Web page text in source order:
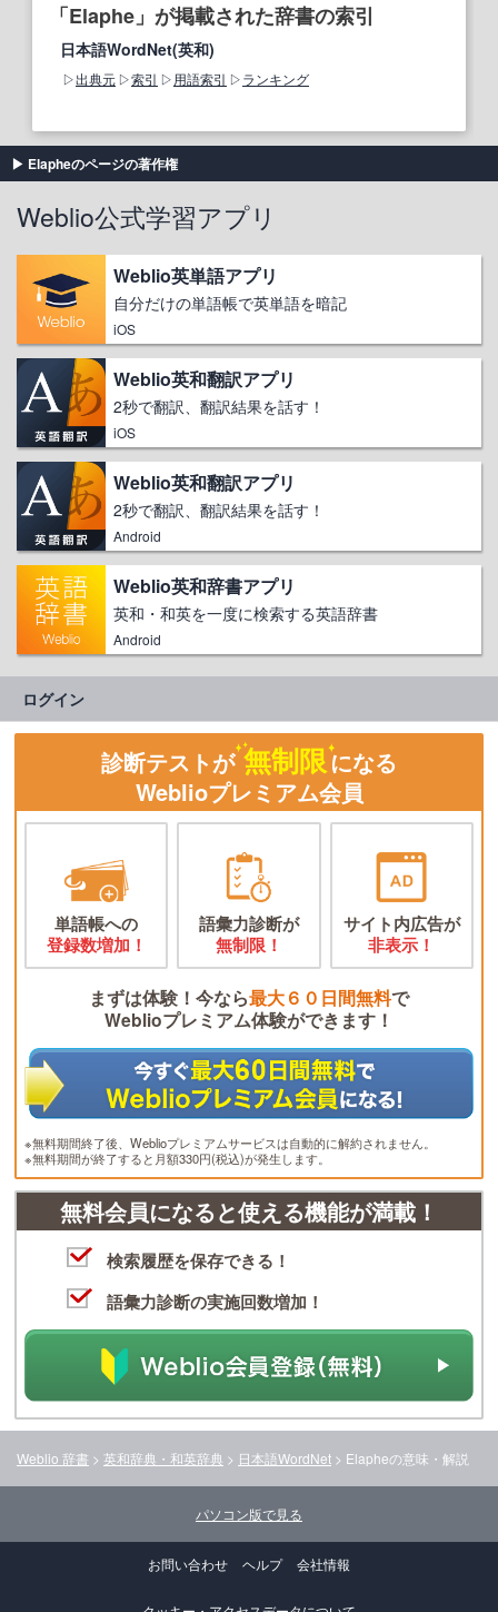
「Elaphe」が掲載された辞書の索引
日本語WordNet(英和)
出典元 索引 用語索引 ランキング
Elapheのページの著作権
Weblio公式学習アプリ
Weblio英単語アプリ
自分だけの単語帳で英単語を暗記
iOS
Weblio英和翻訳アプリ
2秒で翻訳、翻訳結果を話す！
iOS
Weblio英和翻訳アプリ
2秒で翻訳、翻訳結果を話す！
Android
Weblio英和辞書アプリ
英和・和英を一度に検索する英語辞書
Android
ログイン
診断テストが 無制限になる
Weblioプレミアム会員
単語帳への
登録数増加！
語彙力診断が
無制限！
サイト内広告が
非表示！
まずは体験！今なら最大６０日間無料で
Weblioプレミアム体験ができます！
※無料期間終了後、Weblioプレミアムサービスは自動的に解約されません。
※無料期間が終了すると月額330円(税込)が発生します。
無料会員になると使える機能が満載！
検索履歴を保存できる！
語彙力診断の実施回数増加！
Weblio 辞書 > 英和辞典・和英辞典 > 日本語WordNet > Elapheの意味・解説
パソコン版で見る
お問い合わせ ヘルプ 会社情報